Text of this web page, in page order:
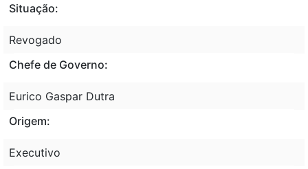
Situação:
Revogado
Chefe de Governo:
Eurico Gaspar Dutra
Origem:
Executivo